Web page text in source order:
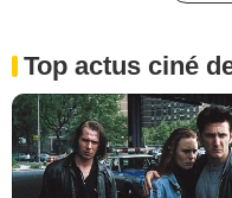
Top actus ciné